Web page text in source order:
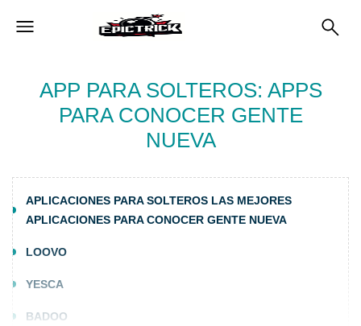
APP PARA SOLTEROS: APPS
PARA CONOCER GENTE
NUEVA
APLICACIONES PARA SOLTEROS LAS MEJORES
APLICACIONES PARA CONOCER GENTE NUEVA
LOOVO
YESCA
BADOO